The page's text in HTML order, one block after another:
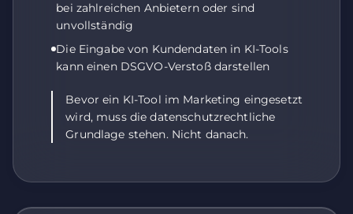
bei zahlreichen Anbietern oder sind
unvollständig
Die Eingabe von Kundendaten in KI-Tools
kann einen DSGVO-Verstoß darstellen
Bevor ein KI-Tool im Marketing eingesetzt
wird, muss die datenschutzrechtliche
Grundlage stehen. Nicht danach.